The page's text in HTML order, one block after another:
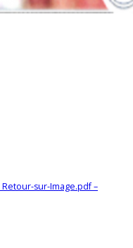
Retour-sur-Image.pdf –